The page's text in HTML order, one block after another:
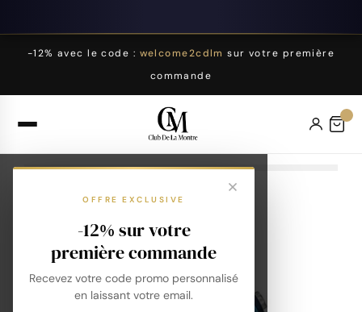
-12% avec le code : welcome2cdlm sur votre première
commande
OFFRE EXCLUSIVE
-12% sur votre
première commande
Recevez votre code promo personnalisé
en laissant votre email.